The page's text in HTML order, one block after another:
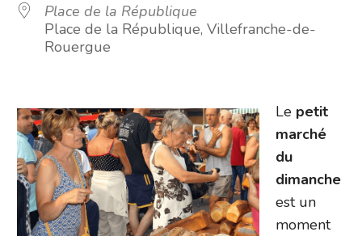
Place de la République
Place de la République, Villefranche-de-
Rouergue
Le petit
marché
du
dimanche
est un
moment